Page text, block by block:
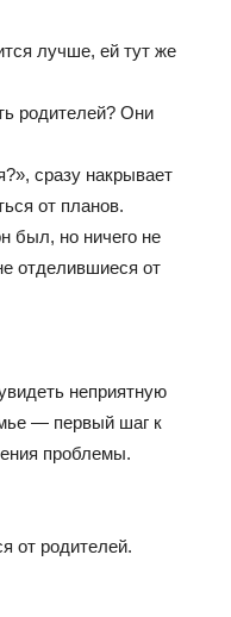
лучше, ей тут же
родителей? Они
сразу накрывает
от планов.
был, но ничего не
отделившиеся от
неприятную
— первый шаг к
проблемы.
от родителей.